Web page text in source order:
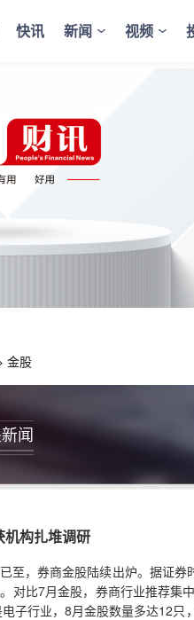
快讯 新闻 视频
金股
闻
机构扎堆调研
至，券商金股陆续出炉。据证
对比7月金股，券商行业推荐集
子行业，8月金股数量多达12